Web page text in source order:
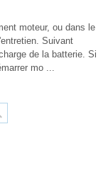
moteur, ou dans le
Suivant
de la batterie. Si
mo ...